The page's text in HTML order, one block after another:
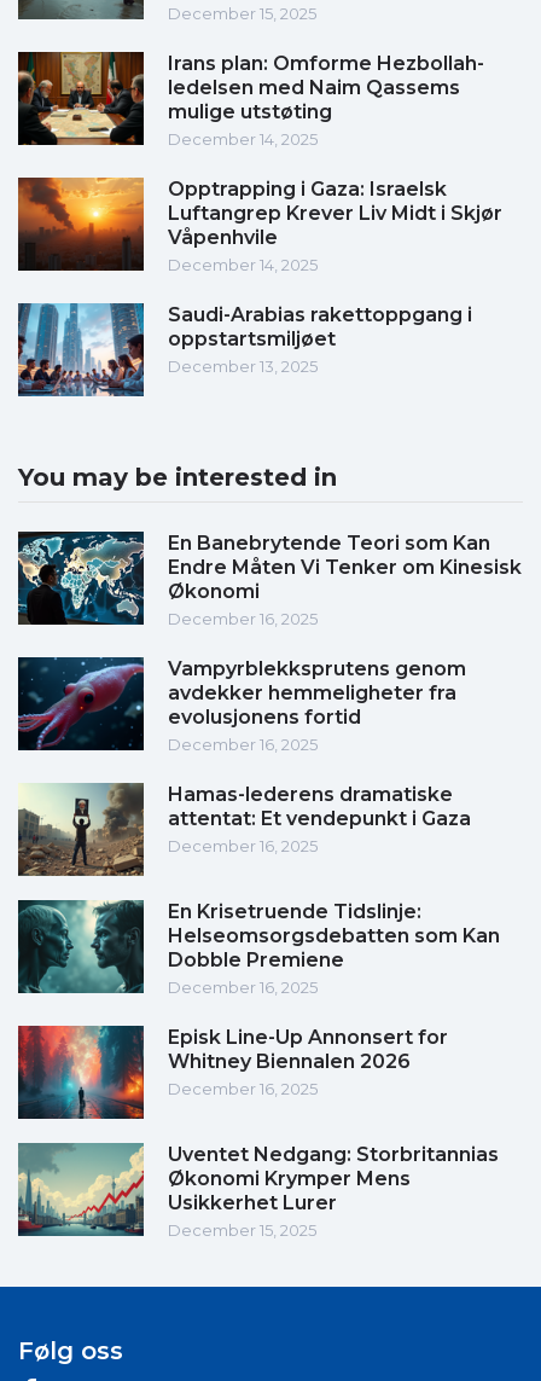
December 15, 2025
Irans plan: Omforme Hezbollah-
ledelsen med Naim Qassems
mulige utstøting
December 14, 2025
Opptrapping i Gaza: Israelsk
Luftangrep Krever Liv Midt i Skjør
Våpenhvile
December 14, 2025
Saudi-Arabias rakettoppgang i
oppstartsmiljøet
December 13, 2025
You may be interested in
En Banebrytende Teori som Kan
Endre Måten Vi Tenker om Kinesisk
Økonomi
December 16, 2025
Vampyrblekksprutens genom
avdekker hemmeligheter fra
evolusjonens fortid
December 16, 2025
Hamas-lederens dramatiske
attentat: Et vendepunkt i Gaza
December 16, 2025
En Krisetruende Tidslinje:
Helseomsorgsdebatten som Kan
Dobble Premiene
December 16, 2025
Episk Line-Up Annonsert for
Whitney Biennalen 2026
December 16, 2025
Uventet Nedgang: Storbritannias
Økonomi Krymper Mens
Usikkerhet Lurer
December 15, 2025
Følg oss